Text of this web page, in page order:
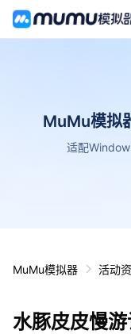
MuMu模拟
适配
MuMu模拟器 活动
水豚皮皮慢